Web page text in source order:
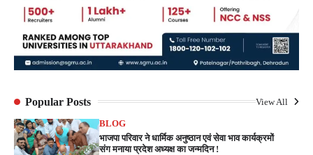
Popular Posts View All
BLOG
भाजपा परिवार ने धार्मिक अनुष्ठान एवं सेवा भाव कार्यक्रमों
संग मनाया प्रदेश अध्यक्ष का जन्मदिन !